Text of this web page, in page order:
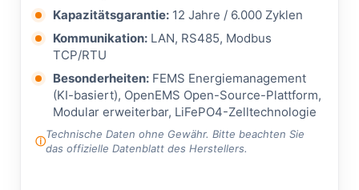
Kapazitätsgarantie: 12 Jahre / 6.000 Zyklen
Kommunikation: LAN, RS485, Modbus
TCP/RTU
Besonderheiten: FEMS Energiemanagement
(KI-basiert), OpenEMS Open-Source-Plattform,
Modular erweiterbar, LiFePO4-Zelltechnologie
Technische Daten ohne Gewähr. Bitte beachten Sie
das offizielle Datenblatt des Herstellers.